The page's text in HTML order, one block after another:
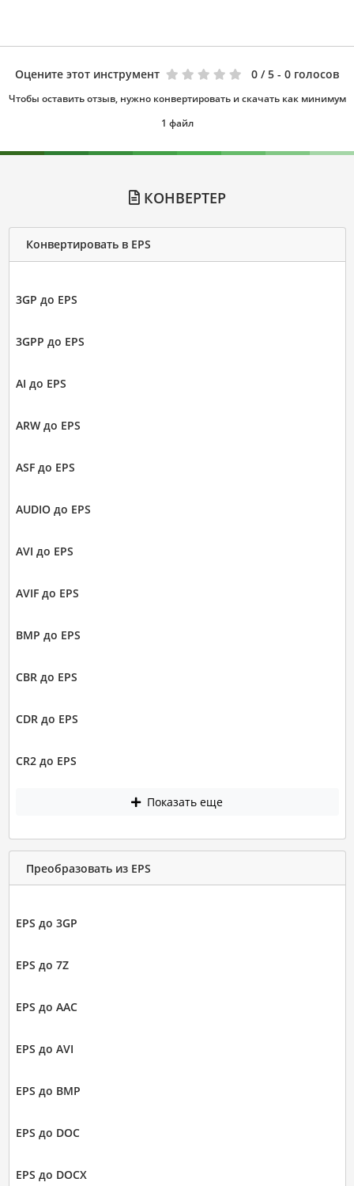
Оцените этот инструмент 0 / 5 - 0 голосов
Чтобы оставить отзыв, нужно конвертировать и скачать как минимум
1 файл
КОНВЕРТЕР
Конвертировать в EPS
3GP до EPS
3GPP до EPS
AI до EPS
ARW до EPS
ASF до EPS
AUDIO до EPS
AVI до EPS
AVIF до EPS
BMP до EPS
CBR до EPS
CDR до EPS
CR2 до EPS
Показать еще
Преобразовать из EPS
EPS до 3GP
EPS до 7Z
EPS до AAC
EPS до AVI
EPS до BMP
EPS до DOC
EPS до DOCX